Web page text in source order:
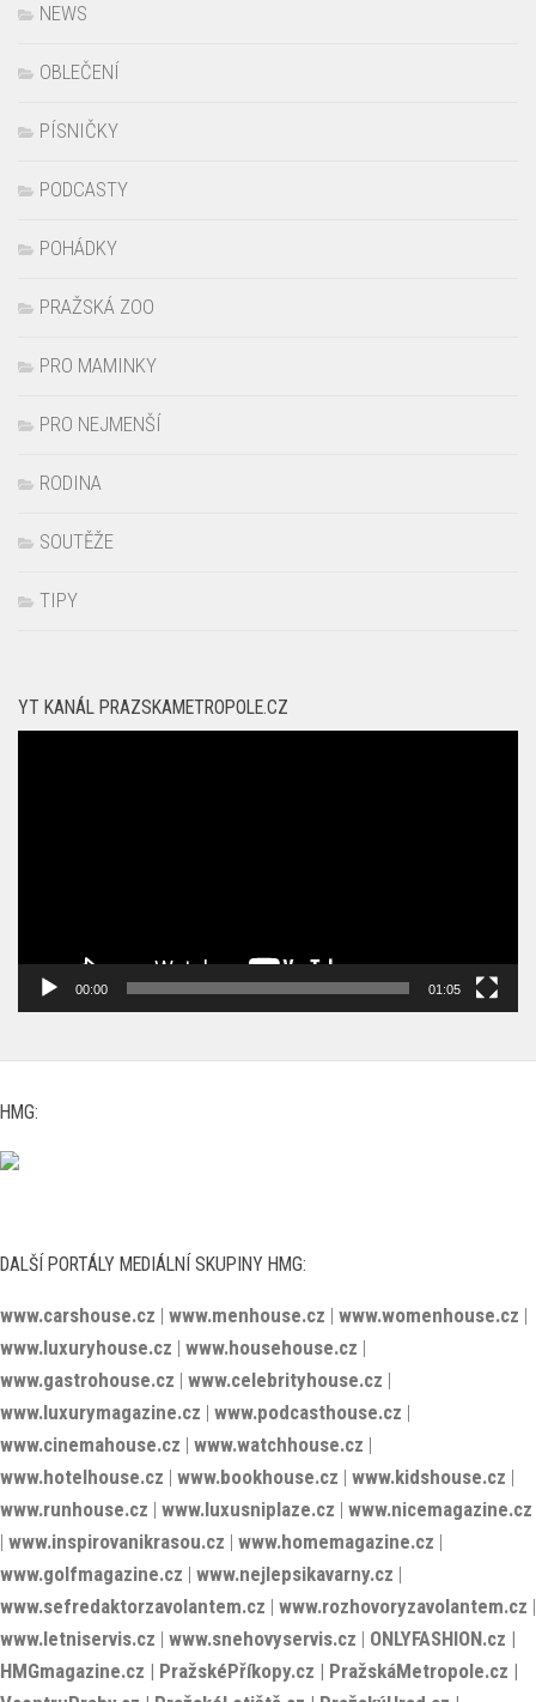
NEWS
OBLEČENÍ
PÍSNIČKY
PODCASTY
POHÁDKY
PRAŽSKÁ ZOO
PRO MAMINKY
PRO NEJMENŠÍ
RODINA
SOUTĚŽE
TIPY
YT KANÁL PRAZSKAMETROPOLE.CZ
00:00 01:05
HMG:
DALŠÍ PORTÁLY MEDIÁLNÍ SKUPINY HMG:
www.carshouse.cz | www.menhouse.cz | www.womenhouse.cz |
www.luxuryhouse.cz | www.househouse.cz |
www.gastrohouse.cz | www.celebrityhouse.cz |
www.luxurymagazine.cz | www.podcasthouse.cz |
www.cinemahouse.cz | www.watchhouse.cz |
www.hotelhouse.cz | www.bookhouse.cz | www.kidshouse.cz |
www.runhouse.cz | www.luxusniplaze.cz | www.nicemagazine.cz
| www.inspirovanikrasou.cz | www.homemagazine.cz |
www.golfmagazine.cz | www.nejlepsikavarny.cz |
www.sefredaktorzavolantem.cz | www.rozhovoryzavolantem.cz |
www.letniservis.cz | www.snehovyservis.cz | ONLYFASHION.cz |
HMGmagazine.cz | PražskéPříkopy.cz | PražskáMetropole.cz |